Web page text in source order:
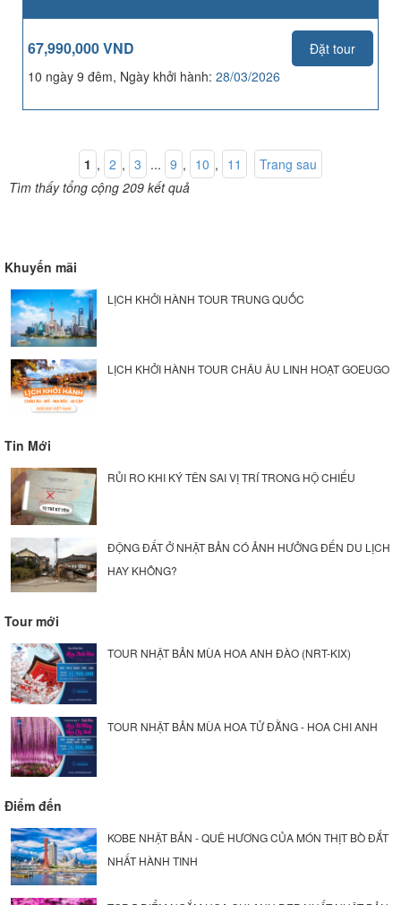
67,990,000 VND
Đặt tour
10 ngày 9 đêm, Ngày khởi hành: 28/03/2026
1 , 2 , 3 ... 9 , 10 , 11
Trang sau
Tìm thấy tổng cộng 209 kết quả
Khuyến mãi
LỊCH KHỞI HÀNH TOUR TRUNG QUỐC
LỊCH KHỞI HÀNH TOUR CHÂU ÂU LINH HOẠT GOEUGO
Tin Mới
RỦI RO KHI KÝ TÊN SAI VỊ TRÍ TRONG HỘ CHIẾU
ĐỘNG ĐẤT Ở NHẬT BẢN CÓ ẢNH HƯỞNG ĐẾN DU LỊCH
HAY KHÔNG?
Tour mới
TOUR NHẬT BẢN MÙA HOA ANH ĐÀO (NRT-KIX)
TOUR NHẬT BẢN MÙA HOA TỬ ĐẰNG - HOA CHI ANH
Điểm đến
KOBE NHẬT BẢN - QUÊ HƯƠNG CỦA MÓN THỊT BÒ ĐẮT
NHẤT HÀNH TINH